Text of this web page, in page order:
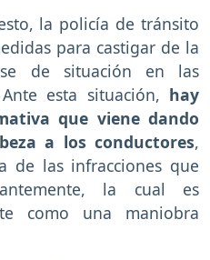
la policía de tránsito
para castigar de la
de situación en las
esta situación, hay
que viene dando
a los conductores,
de las infracciones que
la cual es
como una maniobra